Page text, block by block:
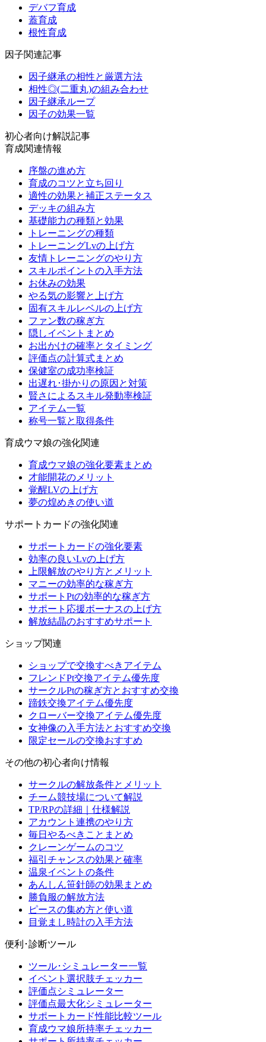
デバフ育成
蓋育成
根性育成
因子関連記事
因子継承の相性と厳選方法
相性◎(二重丸)の組み合わせ
因子継承ループ
因子の効果一覧
初心者向け解説記事
育成関連情報
序盤の進め方
育成のコツと立ち回り
適性の効果と補正ステータス
デッキの組み方
基礎能力の種類と効果
トレーニングの種類
トレーニングLvの上げ方
友情トレーニングのやり方
スキルポイントの入手方法
お休みの効果
やる気の影響と上げ方
固有スキルレベルの上げ方
ファン数の稼ぎ方
隠しイベントまとめ
お出かけの確率とタイミング
評価点の計算式まとめ
保健室の成功率検証
出遅れ･掛かりの原因と対策
賢さによるスキル発動率検証
アイテム一覧
称号一覧と取得条件
育成ウマ娘の強化関連
育成ウマ娘の強化要素まとめ
才能開花のメリット
覚醒LVの上げ方
夢の煌めきの使い道
サポートカードの強化関連
サポートカードの強化要素
効率の良いLvの上げ方
上限解放のやり方とメリット
マニーの効率的な稼ぎ方
サポートPtの効率的な稼ぎ方
サポート応援ボーナスの上げ方
解放結晶のおすすめサポート
ショップ関連
ショップで交換すべきアイテム
フレンドPt交換アイテム優先度
サークルPtの稼ぎ方とおすすめ交換
蹄鉄交換アイテム優先度
クローバー交換アイテム優先度
女神像の入手方法とおすすめ交換
限定セールの交換おすすめ
その他の初心者向け情報
サークルの解放条件とメリット
チーム競技場について解説
TP/RPの詳細｜仕様解説
アカウント連携のやり方
毎日やるべきことまとめ
クレーンゲームのコツ
福引チャンスの効果と確率
温泉イベントの条件
あんしん笹針師の効果まとめ
勝負服の解放方法
ピースの集め方と使い道
目覚まし時計の入手方法
便利･診断ツール
ツール･シミュレーター一覧
イベント選択肢チェッカー
評価点シミュレーター
評価点最大化シミュレーター
サポートカード性能比較ツール
育成ウマ娘所持率チェッカー